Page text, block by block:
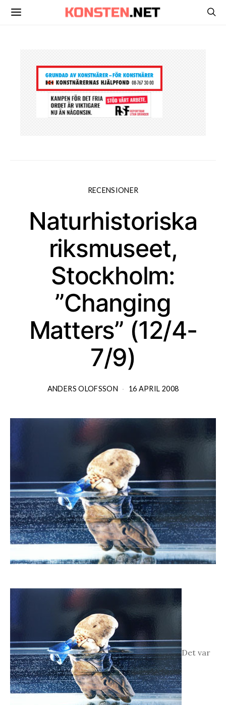
RECENSIONER
Naturhistoriska
riksmuseet,
Stockholm:
”Changing
Matters” (12/4-
7/9)
ANDERS OLOFSSON 16 APRIL 2008
Det var